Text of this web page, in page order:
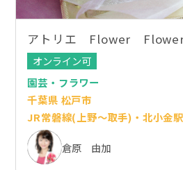
アトリエ Flower
オンライン可
園芸・フラワー
千葉県 松戸市
JR常磐線(上野～取手)・北小金駅
倉原 由加